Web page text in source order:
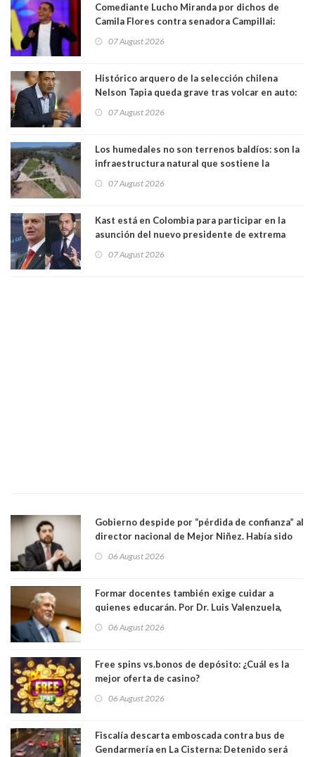
Comediante Lucho Miranda por dichos de
Camila Flores contra senadora Campillai:
forma de quitar dignidad"
07 August 2026
Histórico arquero de la selección chilena
Nelson Tapia queda grave tras volcar en auto:
07 August 2026
Los humedales no son terrenos baldíos: son la
infraestructura natural que sostiene la
07 August 2026
Kast está en Colombia para participar en la
asunción del nuevo presidente de extrema
07 August 2026
Gobierno despide por “pérdida de confianza” al
director nacional de Mejor Niñez. Había sido
06 August 2026
Formar docentes también exige cuidar a
quienes educarán. Por Dr. Luis Valenzuela,
Académicos U. Católica Silva Henríquez
06 August 2026
Free spins vs.bonos de depósito: ¿Cuál es la
mejor oferta de casino?
06 August 2026
Fiscalía descarta emboscada contra bus de
Gendarmería en La Cisterna: Detenido será